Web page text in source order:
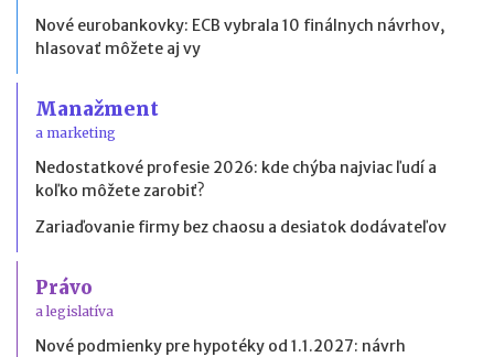
Nové eurobankovky: ECB vybrala 10 finálnych návrhov,
hlasovať môžete aj vy
Manažment
a marketing
Nedostatkové profesie 2026: kde chýba najviac ľudí a
koľko môžete zarobiť?
Zariaďovanie firmy bez chaosu a desiatok dodávateľov
Právo
a legislatíva
Nové podmienky pre hypotéky od 1.1.2027: návrh